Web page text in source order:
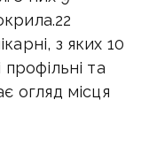
з яких 10
та
огляд місця